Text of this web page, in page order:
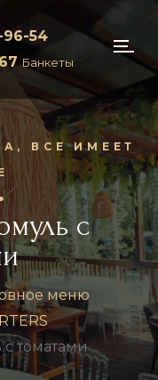
96-54
Банкеты
ВСЕ ИМЕЕТ
с
меню
томатами